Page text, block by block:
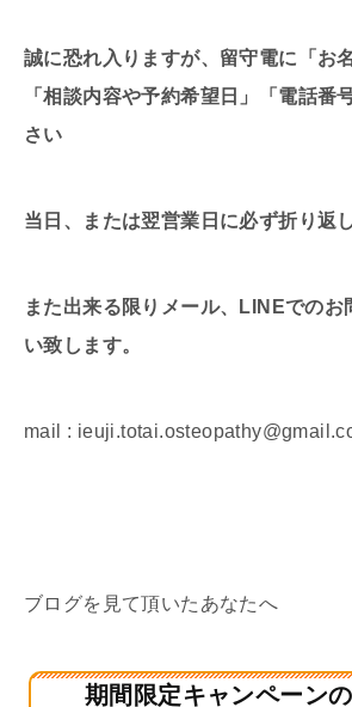
誠に恐れ入りますが、留守電に「お
「相談内容や予約希望日」「電話番
さい
当日、または翌営業日に必ず折り返
また出来る限りメール、LINEでのお
い致します。
mail :
ブログを見て頂いたあなたへ
期間限定キャンペーン